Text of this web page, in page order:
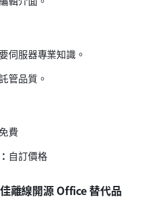
伺服器專業知識。
管品質。
免費
自訂價格
離線開源 Office 替代品